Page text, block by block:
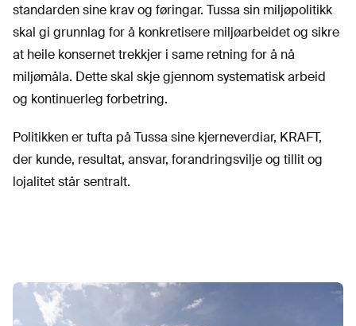
standarden sine krav og føringar. Tussa sin miljøpolitikk
skal gi grunnlag for å konkretisere miljøarbeidet og sikre
at heile konsernet trekkjer i same retning for å nå
miljømåla. Dette skal skje gjennom systematisk arbeid
og kontinuerleg forbetring.
Politikken er tufta på Tussa sine kjerneverdiar, KRAFT,
der kunde, resultat, ansvar, forandringsvilje og tillit og
lojalitet står sentralt.